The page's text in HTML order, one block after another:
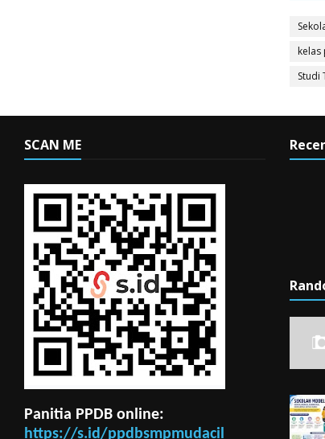
kelas
Studi
SCAN ME
Panitia PPDB online:
https://s.id/ppdbsmpmudacil